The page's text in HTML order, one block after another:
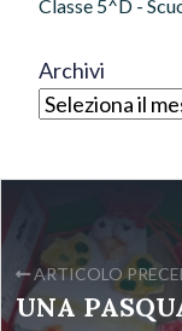
Classe 5^D -
Archivi
ARTICOLO
UNA